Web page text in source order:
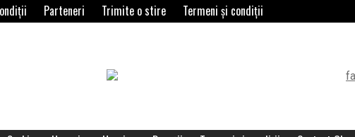
Parteneri Trimite o stire Termeni și condiții
Header